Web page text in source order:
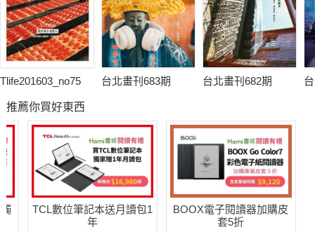
Tlife201603_no75 台北畫刊683期 台北畫刊682期
推薦你買好東西
TCL數位筆記本送月讀包1
年
BOOX電子閱讀器加購皮
套5折